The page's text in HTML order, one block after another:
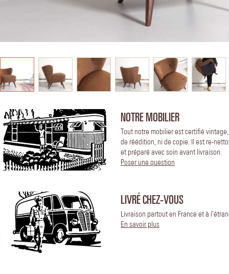
NOTRE MOBILIER
Tout notre mobilier est certifié
de réédition, ni de copie. Il est re-
et préparé avec soin avant livraison.
Poser une question
LIVRÉ CHEZ-VOUS
Livraison partout en France et à
En savoir plus